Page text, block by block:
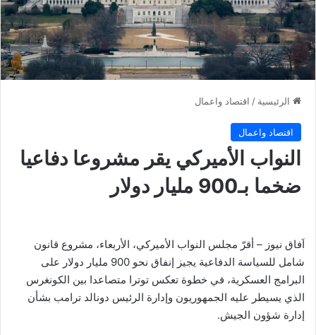
الرئيسية / اقتصاد واعمال
اقتصاد واعمال
النواب الأميركي يقر مشروعا دفاعيا
ضخما بـ900 مليار دولار
اَفاق نيوز – أقرّ مجلس النواب الأميركي، الأربعاء، مشروع قانون
شامل للسياسة الدفاعية يجيز إنفاق نحو 900 مليار دولار على
البرامج العسكرية، في خطوة تعكس توترا متصاعدا بين الكونغرس
الذي يسيطر عليه الجمهوريون وإدارة الرئيس دونالد ترامب بشأن
إدارة شؤون الجيش.